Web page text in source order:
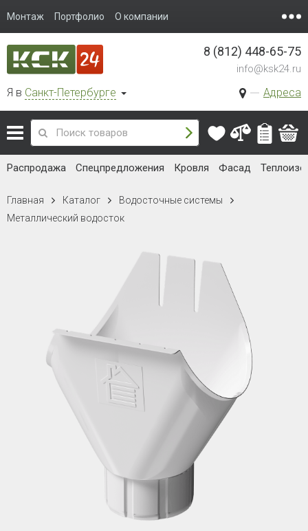
Монтаж Портфолио О компании
Я в Санкт-Петербурге Адреса
8 (812) 448-65-75
info@ksk24.ru
Распродажа Спецпредложения Кровля Фасад
Главная Каталог
Водосточные системы
Металлический водосток